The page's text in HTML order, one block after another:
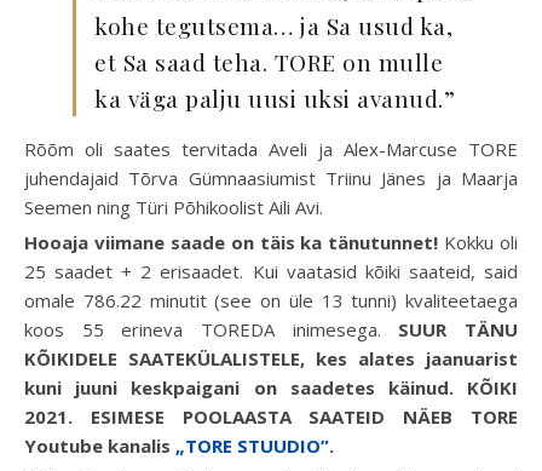
kohe tegutsema… ja Sa usud ka,
et Sa saad teha. TORE on mulle
ka väga palju uusi uksi avanud.”
Rõõm oli saates tervitada Aveli ja Alex-Marcuse TORE
juhendajaid Tõrva Gümnaasiumist Triinu Jänes ja Maarja
Seemen ning Türi Põhikoolist Aili Avi.
Hooaja viimane saade on täis ka tänutunnet! Kokku oli
25 saadet + 2 erisaadet. Kui vaatasid kõiki saateid, said
omale 786.22 minutit (see on üle 13 tunni) kvaliteetaega
koos 55 erineva TOREDA inimesega. SUUR TÄNU
KÕIKIDELE SAATEKÜLALISTELE, kes alates jaanuarist
kuni juuni keskpaigani on saadetes käinud. KÕIKI
2021. ESIMESE POOLAASTA SAATEID NÄEB TORE
Youtube kanalis „TORE STUUDIO”.